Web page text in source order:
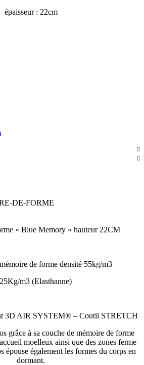
épaisseur : 22cm
DE-FORME
« Blue Memory » hauteur 22CM
de forme densité 55kg/m3
m3 (Elasthanne)
3D AIR SYSTEM® – Coutil STRETCH
grâce à sa couche de mémoire de forme
moelleux ainsi que des zones ferme
épouse également les formes du corps en
dormant.